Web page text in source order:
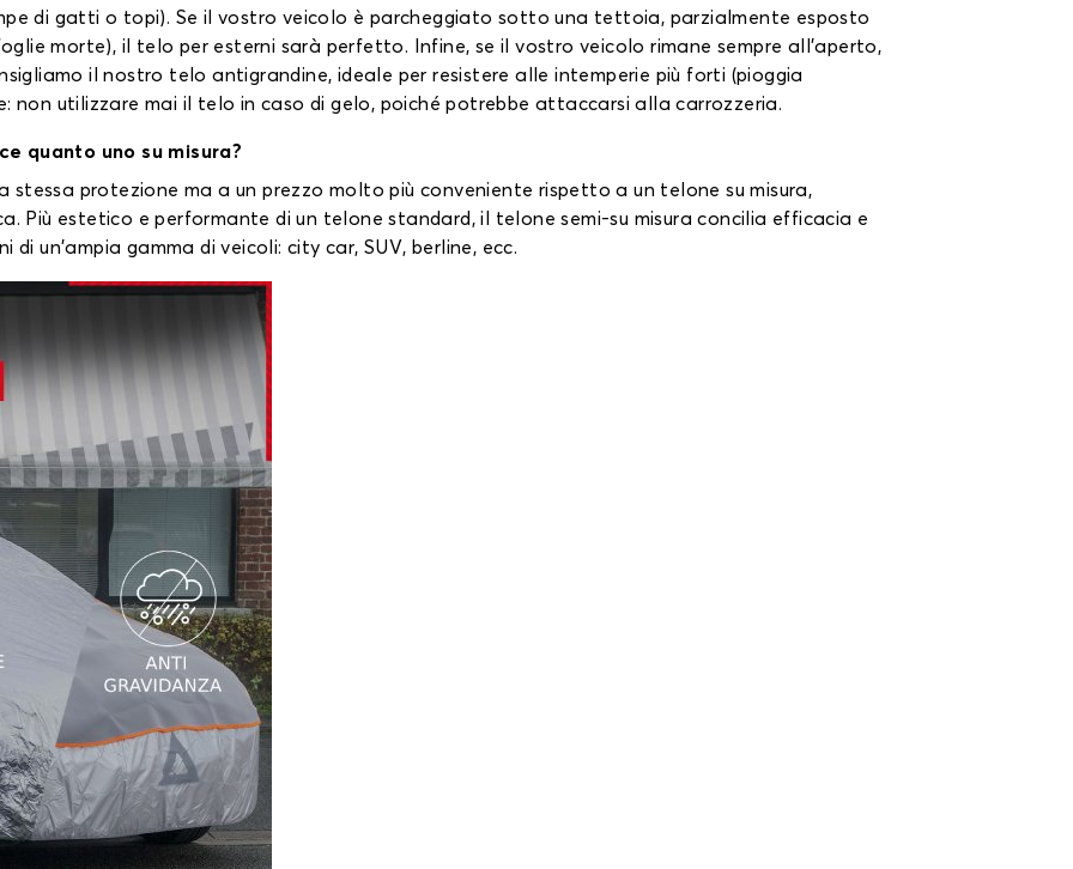
di gatti o topi). Se il vostro veicolo è parcheggiato sotto una tettoia, parzialmente esposto
morte), il telo per esterni sarà perfetto. Infine, se il vostro veicolo rimane sempre all'aperto,
il nostro telo antigrandine, ideale per resistere alle intemperie più forti (pioggia
non utilizzare mai il telo in caso di gelo, poiché potrebbe attaccarsi alla carrozzeria.
quanto uno su misura?
stessa protezione ma a un prezzo molto più conveniente rispetto a un telone su misura,
Più estetico e performante di un telone standard, il telone semi-su misura concilia efficacia e
un'ampia gamma di veicoli: city car, SUV, berline, ecc.